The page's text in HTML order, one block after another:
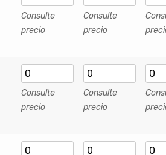
Consulte
precio
Consulte
precio
Consulte
precio
Consulte
precio